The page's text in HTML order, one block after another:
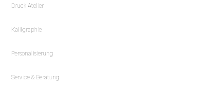
Druck Atelier
Kalligraphie
Personalisierung
Service & Beratung